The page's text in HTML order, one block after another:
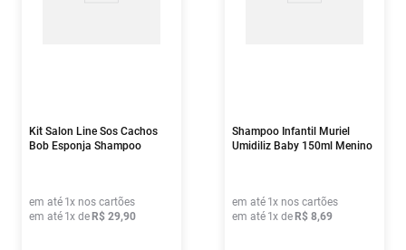
Kit Salon Line Sos Cachos
Bob Esponja Shampoo
em até 1x nos cartões
em até 1x de R$ 29,90
Shampoo Infantil Muriel
Umidiliz Baby 150ml Menino
em até 1x nos cartões
em até 1x de R$ 8,69